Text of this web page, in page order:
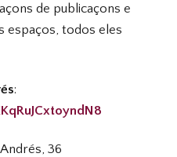
de publicaçons e
espaços, todos eles
:
Andrés, 36